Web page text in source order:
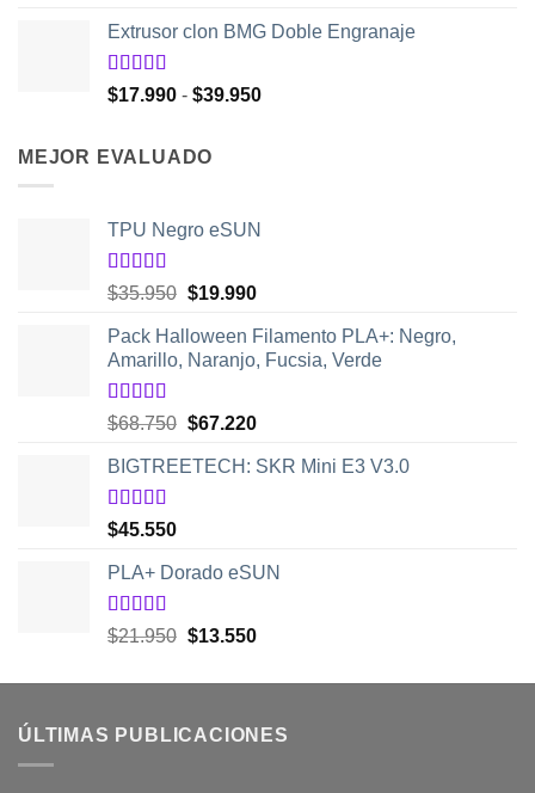
de 5
original
$48.950.
actual
$32.550.
Extrusor clon BMG Doble Engranaje
Valorado
con
$17.990 - $39.950Rango
MEJOR EVALUADO
TPU Negro eSUN
Valorado
de
5
$35.950 El
original
era:
$19.990El
actual
es:
Pack Halloween Filamento PLA+: Negro,
Amarillo, Naranjo, Fucsia, Verde
Valorado
de
5
$68.750 El
original
$67.220El
actual
BIGTREETECH: SKR Mini E3 V3.0
Valorado
con
5
$45.550
PLA+ Dorado eSUN
Valorado
de
$21.950 El
original
$21.950.
$13.550El
actual
$13.550.
ÚLTIMAS PUBLICACIONES